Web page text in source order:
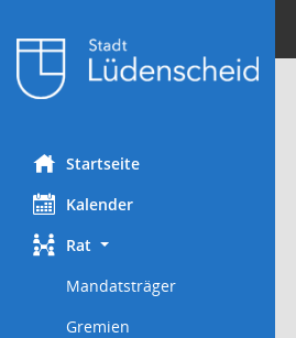
Startseite
Kalender
Rat
Mandatsträger
Gremien